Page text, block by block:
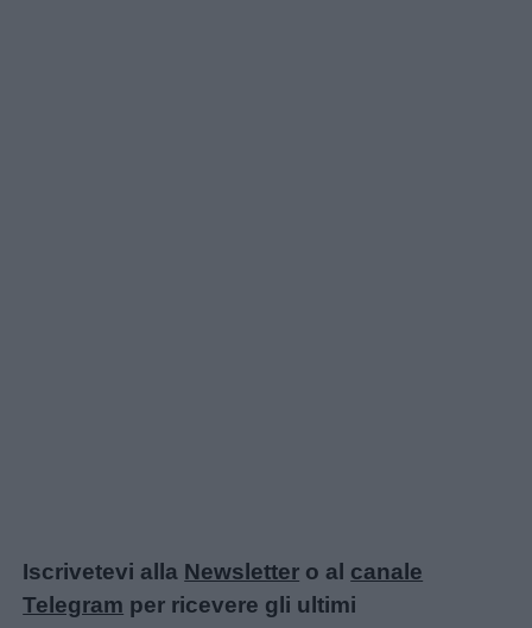
Iscrivetevi alla Newsletter o al canale
Telegram per ricevere gli ultimi